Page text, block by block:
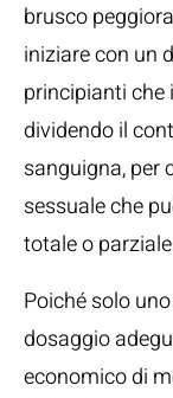
brusco
iniziare con un
principianti che
dividendo il
sanguigna, per
sessuale che
totale o
Poiché solo
dosaggio
economico di